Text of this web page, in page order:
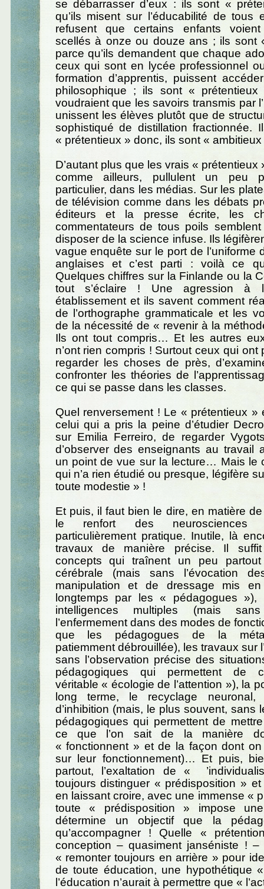
se débarrasser d’eux : ils sont «
qu’ils misent sur l’éducabilité de tous
refusent que certains enfants
scellés à onze ou douze ans ; ils sont
parce qu’ils demandent que chaque
ceux qui sont en lycée professionnel
formation d’apprentis, puissent
philosophique ; ils sont « prétentieux
voudraient que les savoirs transmis par
unissent les élèves plutôt que de
sophistiqué de distillation fractionnée.
« prétentieux » donc, ils sont « ambitieux
D’autant plus que les vrais « prétentieux
comme ailleurs, pullulent un peu
particulier, dans les médias. Sur les
de télévision comme dans les débats
éditeurs et la presse écrite, les
commentateurs de tous poils
disposer de la science infuse. Ils
vague enquête sur le port de l’uniforme
anglaises et c’est parti : voilà ce
Quelques chiffres sur la Finlande ou la
tout s’éclaire ! Une agression à
établissement et ils savent comment
de l’orthographe grammaticale et les
de la nécessité de « revenir à la
Ils ont tout compris… Et les autres
n’ont rien compris ! Surtout ceux qui ont
regarder les choses de près,
confronter les théories de
ce qui se passe dans les classes.
Quel renversement ! Le « prétentieux »
celui qui a pris la peine d’étudier
sur Emilia Ferreiro, de regarder
d’observer des enseignants au travail
un point de vue sur la lecture… Mais le
qui n’a rien étudié ou presque, légifère
toute modestie » !
Et puis, il faut bien le dire, en matière
le renfort des neurosciences
particulièrement pratique. Inutile, là
travaux de manière précise. Il
concepts qui traînent un peu
cérébrale (mais sans l’évocation
manipulation et de dressage mis
longtemps par les « pédagogues »),
intelligences multiples (mais
l’enfermement dans des modes de
que les pédagogues de la
patiemment débrouillée), les travaux sur
sans l’observation précise des
pédagogiques qui permettent de
véritable « écologie de l’attention »), la
long terme, le recyclage neuronal,
d’inhibition (mais, le plus souvent, sans
pédagogiques qui permettent de
ce que l’on sait de la manière
« fonctionnent » et de la façon dont
sur leur fonctionnement)… Et puis,
partout, l’exaltation de «
toujours distinguer « prédisposition »
en laissant croire, avec une immense «
toute « prédisposition » impose
détermine un objectif que la
qu’accompagner ! Quelle «
conception – quasiment janséniste !
« remonter toujours en arrière » pour
de toute éducation, une hypothétique
l’éducation n’aurait à permettre que «